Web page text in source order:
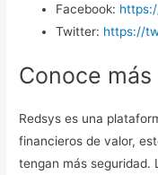
Facebook:
Twitter: https://
Conoce
Redsys es una
financieros de valor,
tengan más seguridad.